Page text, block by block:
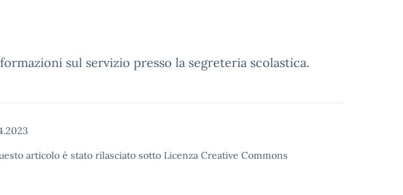
sul servizio presso la segreteria scolastica.
articolo è stato rilasciato sotto Licenza Creative Commons